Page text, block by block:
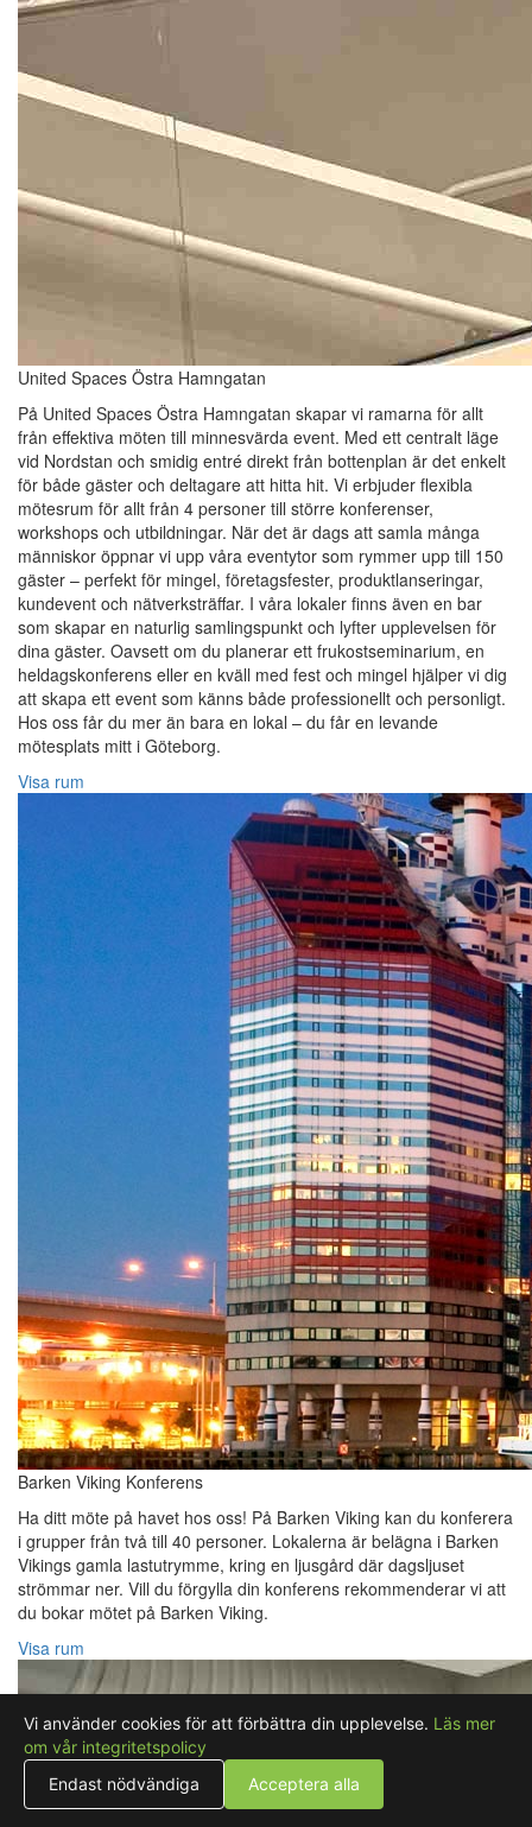
United Spaces Östra Hamngatan
På United Spaces Östra Hamngatan skapar vi ramarna för allt
från effektiva möten till minnesvärda event. Med ett centralt läge
vid Nordstan och smidig entré direkt från bottenplan är det enkelt
för både gäster och deltagare att hitta hit. Vi erbjuder flexibla
mötesrum för allt från 4 personer till större konferenser,
workshops och utbildningar. När det är dags att samla många
människor öppnar vi upp våra eventytor som rymmer upp till 150
gäster – perfekt för mingel, företagsfester, produktlanseringar,
kundevent och nätverksträffar. I våra lokaler finns även en bar
som skapar en naturlig samlingspunkt och lyfter upplevelsen för
dina gäster. Oavsett om du planerar ett frukostseminarium, en
heldagskonferens eller en kväll med fest och mingel hjälper vi dig
att skapa ett event som känns både professionellt och personligt.
Hos oss får du mer än bara en lokal – du får en levande
mötesplats mitt i Göteborg.
Visa rum
Barken Viking Konferens
Ha ditt möte på havet hos oss! På Barken Viking kan du konferera
i grupper från två till 40 personer. Lokalerna är belägna i Barken
Vikings gamla lastutrymme, kring en ljusgård där dagsljuset
strömmar ner. Vill du förgylla din konferens rekommenderar vi att
du bokar mötet på Barken Viking.
Visa rum
Vi använder cookies för att förbättra din upplevelse. Läs mer
om vår integritetspolicy
Endast nödvändiga
Acceptera alla